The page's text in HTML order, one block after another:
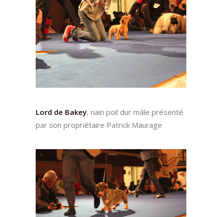
Lord de Bakey, nain poil dur mâle présenté
par son propriétaire Patrick Maurage